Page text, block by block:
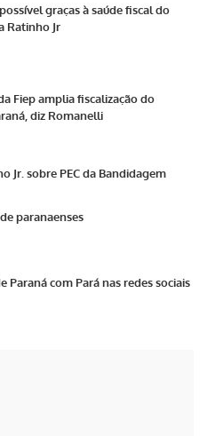
graças à saúde fiscal do
Ratinho Jr
Fiep amplia fiscalização do
diz Romanelli
Jr. sobre PEC da Bandidagem
paranaenses
Paraná com Pará nas redes sociais